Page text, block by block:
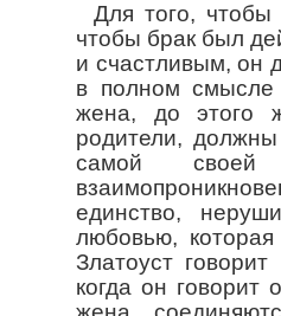
Для того,
чтобы брак был
и счастливым, он
в полном
жена, до этого
родители,
самой
единство,
любовью,
Златоуст
когда он говорит